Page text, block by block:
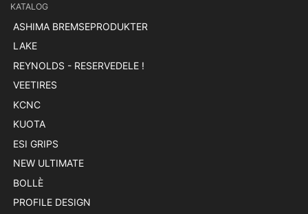
KATALOG
ASHIMA BREMSEPRODUKTER
LAKE
REYNOLDS - RESERVEDELE !
VEETIRES
KCNC
KUOTA
ESI GRIPS
NEW ULTIMATE
BOLLÈ
PROFILE DESIGN